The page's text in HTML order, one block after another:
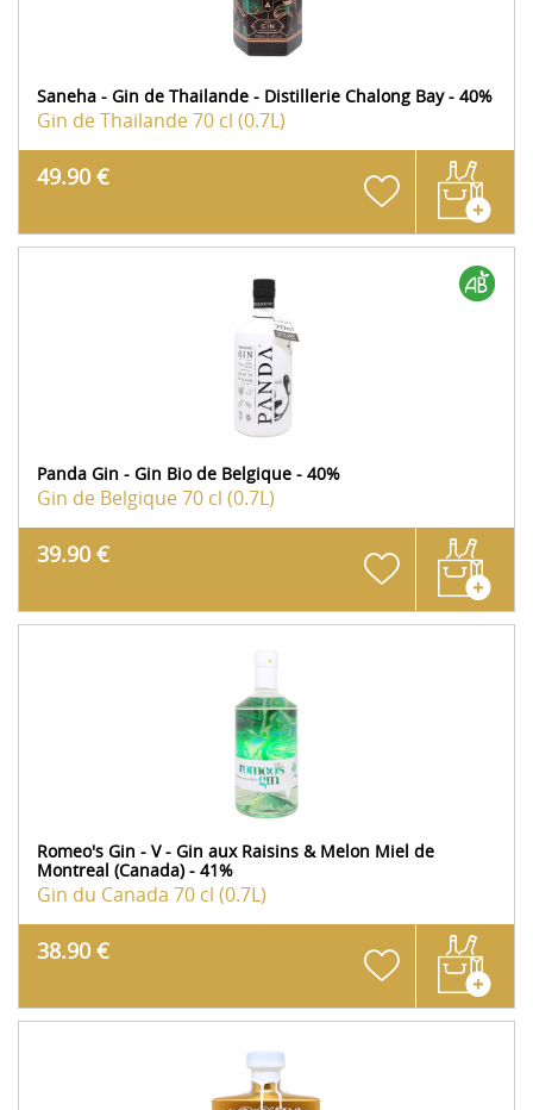
Saneha - Gin de Thailande - Distillerie Chalong Bay - 40%
Gin de Thailande70 cl (0.7L)
49.90 €
Panda Gin - Gin Bio de Belgique - 40%
Gin de Belgique70 cl (0.7L)
39.90 €
Romeo's Gin - V - Gin aux Raisins & Melon Miel de
Montreal (Canada) - 41%
Gin du Canada 70 cl (0.7L)
38.90 €